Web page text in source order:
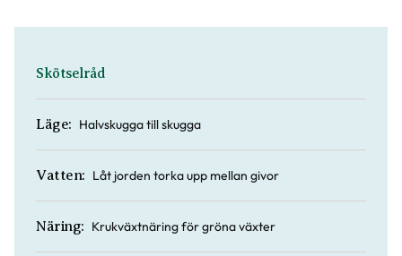
Skötselråd
Läge: Halvskugga till skugga
Vatten: Låt jorden torka upp mellan givor
Näring: Krukväxtnäring för gröna växter